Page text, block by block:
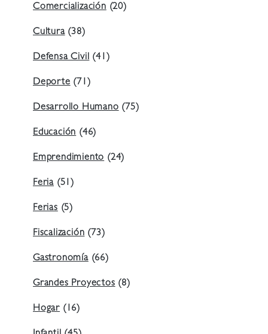
Comercialización (20)
Cultura(38)
Defensa Civil (41)
Deporte (71)
Desarrollo Humano (75)
Educación (46)
Emprendimiento (24)
Feria (51)
Ferias (5)
Fiscalización (73)
Gastronomía(66)
Grandes Proyectos (8)
Hogar (16)